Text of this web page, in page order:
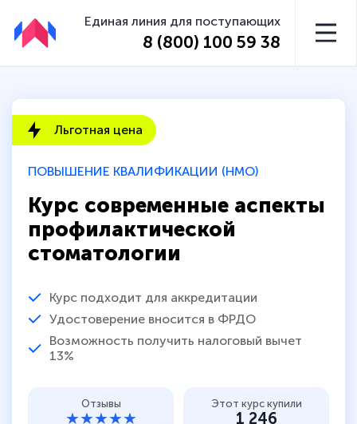
Единая линия для поступающих
8 (800) 100 59 38
ПОВЫШЕНИЕ КВАЛИФИКАЦИИ (НМО)
Курс современные аспекты
профилактической
стоматологии
Курс подходит для аккредитации
Удостоверение вносится в ФРДО
Возможность получить налоговый вычет
13%
Льготная цена
Отзывы
★★★★★
Этот курс купили
1 246